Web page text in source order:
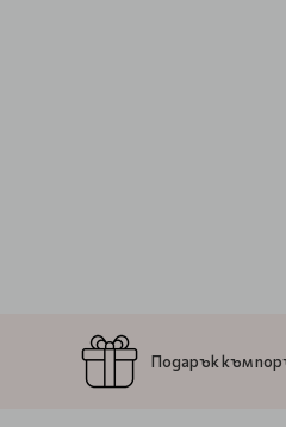
Подарък към